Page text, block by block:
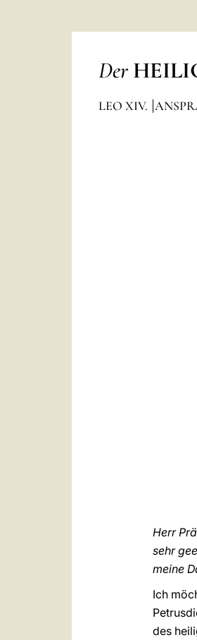
Der
LEO XIV.
Herr
sehr
meine
Ich
des